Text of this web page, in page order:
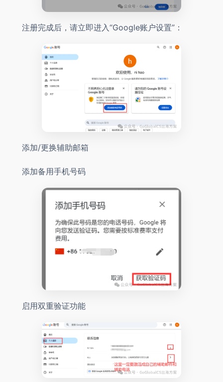
注册完成后，请立即进入“Google账户设置”：
添加/更换辅助邮箱
添加备用手机号码
启用双重验证功能